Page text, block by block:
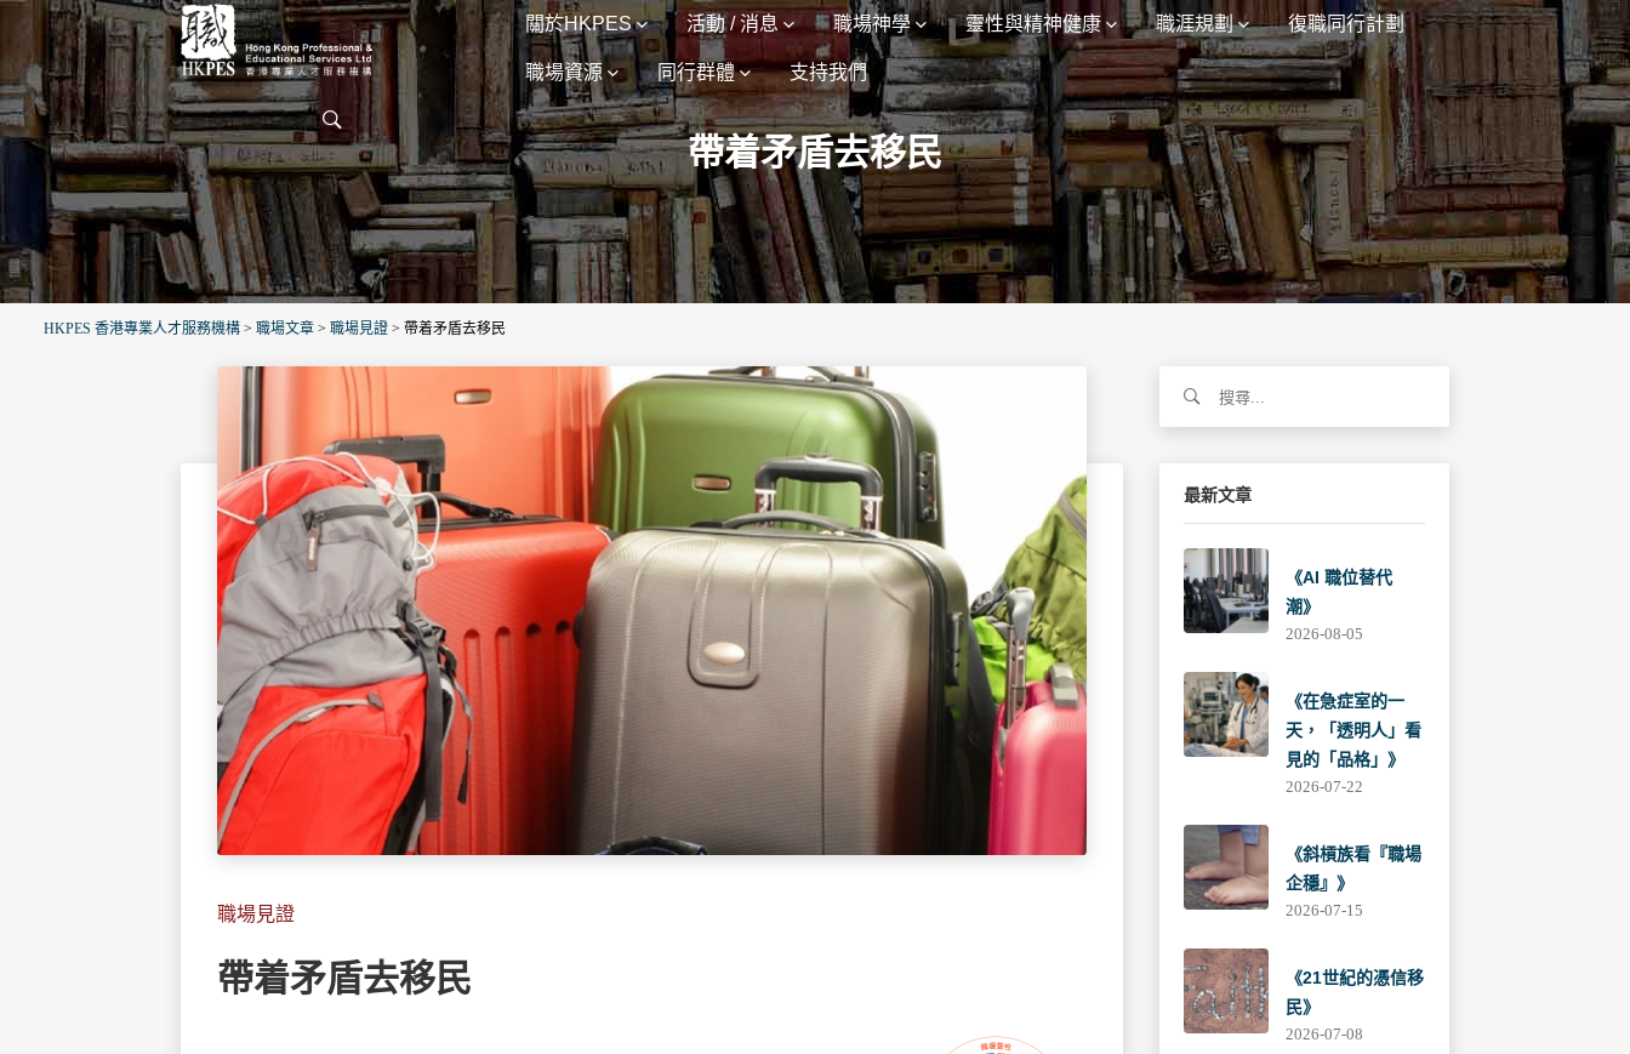
關於HKPES 活動 / 消息 職場神學 靈性與精神健康 職涯規劃 復職同行計劃
職場資源 同行群體 支持我們
帶着矛盾去移民
HKPES 香港專業人才服務機構 > 職場文章 > 職場見證 > 帶着矛盾去移民
職場見證
帶着矛盾去移民
關
最新文章
《AI 職位替代
潮》
2026-08-05
《在急症室的一
天，「透明人」看
見的「品格」》
2026-07-22
《斜槓族看『職場
企穩』》
2026-07-15
《21世紀的憑信移
民》
2026-07-08